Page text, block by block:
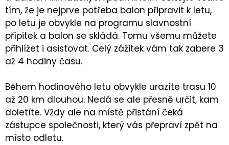
tím, že je nejprve potřeba balon připravit k letu,
po letu je obvykle na programu slavnostní
přípitek a balon se skládá. Tomu všemu můžete
přihlížet i asistovat. Celý zážitek vám tak zabere 3
až 4 hodiny času.
Během hodinového letu obvykle urazíte trasu 10
až 20 km dlouhou. Nedá se ale přesně určit, kam
doletíte. Vždy ale na místě přistání čeká
zástupce společnosti, který vás přepraví zpět na
místo odletu.